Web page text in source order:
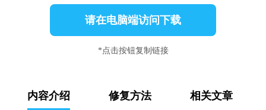
请在电脑端访问下载
*点击按钮复制链接
内容介绍 修复方法 相关文章